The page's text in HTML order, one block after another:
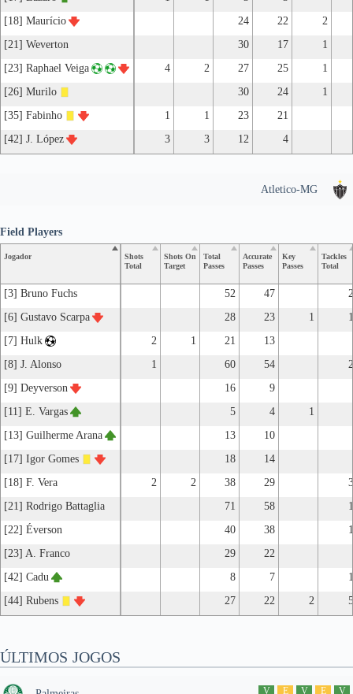
[18] Maurício
24 22
2
[21] Weverton
30 17
1
[23] Raphael Veiga
4 2 27 25
1
[26] Murilo
30 24
1
[35] Fabinho
1 1 23
21
[42] J. López
3 3 12 4
Atletico-MG
Jogador
Shots
Total
Shots On
Target
Total
Passes
Accurate
Passes
Key
Passes
Tackles
Total
[3] Bruno Fuchs 52 47
2
[6] Gustavo Scarpa
28 23 1
1
[7] Hulk
2 1 21
13
[8] J. Alonso
1 60 54
2
[9] Deyverson
16
9
[11] E. Vargas
5 4
1
[13] Guilherme Arana
13
10
[17] Igor Gomes
18
14
[18] F. Vera
2 2 38 29
3
[21] Rodrigo Battaglia
71 58
1
[22] Éverson
40 38
1
[23] A. Franco
29
22
[42] Cadu
8 7
1
[44] Rubens
27 22 2 5
Field Players
ÚLTIMOS JOGOS
V E V E V